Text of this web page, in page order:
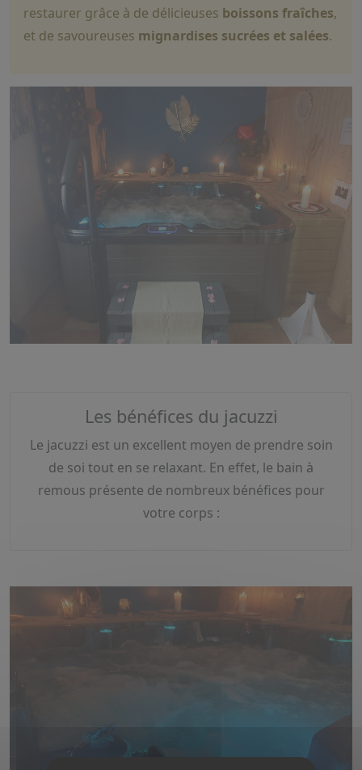
restaurer grâce à de délicieuses boissons fraîches,
et de savoureuses mignardises sucrées et salées.
Les bénéfices du jacuzzi
Le jacuzzi est un excellent moyen de prendre soin
de soi tout en se relaxant. En effet, le bain à
remous présente de nombreux bénéfices pour
votre corps :